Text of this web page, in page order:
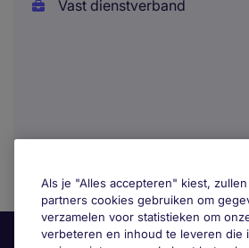
Vast dienstverband
Als je "Alles accepteren" kiest,
partners cookies gebruiken om
verzamelen voor statistieken om
verbeteren en inhoud te leveren die